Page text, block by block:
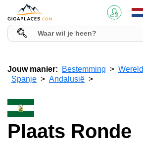
Jouw manier: Bestemming Wereld
Spanje
Andalusië
Plaats Ronde